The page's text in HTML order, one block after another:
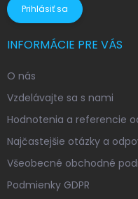
Prihlásiť sa
INFORMÁCIE PRE VÁS
O nás
Vzdelávajte sa s nami
Hodnotenia a referencie
Najčastejšie otázky a
Všeobecné obchodné
Podmienky GDPR